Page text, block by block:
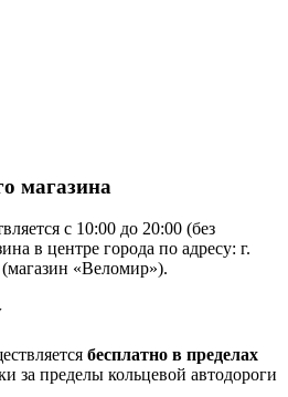
магазина
с 10:00 до 20:00 (без
в центре города по адресу: г.
(магазин «Веломир»).
бесплатно в пределах
за пределы кольцевой автодороги